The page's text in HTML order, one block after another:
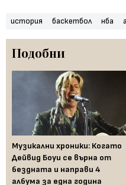
история баскетбол нба
Подобни
Музикални хроники: Когато
Дейвид Боуи се върна от
бездната и направи 4
албума за една година